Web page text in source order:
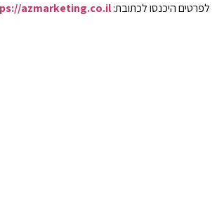
לפרטים היכנסו לכתובת:https://azmarketing.co.il/